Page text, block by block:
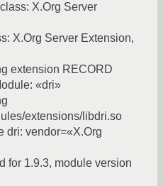
X.Org Server
X.Org Server Extension,
extension RECORD
«dri»
extensions/libdri.so
dri: vendor=«X.Org
1.9.3, module version